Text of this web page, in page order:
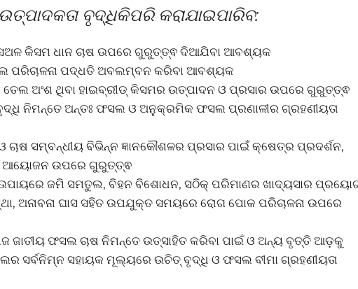
ବୃଦ୍ଧିକିପରି କରାଯାଇପାରିବ:
କିସମ ଧାନ ଚାଷ ଉପରେ ଗୁରୁତ୍ତ୍ଵ ଦିଆଯିବା ଆବଶ୍ୟକ
ପଦ୍ଧତି ଅବଲମ୍ବନ କରିବା ଆବଶ୍ୟକ
ଅଂଶ ଥିବା ହାଇବ୍ରୀଡ୍ କିସମର ଉତ୍ପାଦନ ଓ ପ୍ରସାର ଉପରେ ଗୁରୁତ୍ତ୍ଵ
ନିମନ୍ତେ ଅନ୍ତଃ ଫସଲ ଓ ଅନୁକ୍ରମିକ ଫସଲ ପ୍ରଣାଳୀର ଗ୍ରହଣୀୟତା
ସମ୍ବନ୍ଧୀୟ ବିଭିନ୍ନ ଜ୍ଞାନକୌଶଳର ପ୍ରସାର ପାଇଁ କ୍ଷେତ୍ର ପ୍ରଦର୍ଶନ,
ଆୟୋଜନ ଉପରେ ଗୁରୁତ୍ତ୍ଵ
ଜମି ସମତୁଲ, ବିହନ ବିଶୋଧନ, ସଠିକ୍ ପରିମାଣର ଖାଦ୍ୟସାର
ଅନାବନା ଘାସ ସହିତ ଉପଯୁକ୍ତ ସମୟରେ ରୋଗ ପୋକ ପରିଚାଳନା ଉପରେ
ଫସଲ ଚାଷ ନିମନ୍ତେ ଉତ୍ସାହିତ କରିବା ପାଇଁ ଓ ଅନ୍ୟ ବୃତ୍ତି ଆଡ଼କୁ
ସର୍ବନିମ୍ନ ସହାୟକ ମୂଲ୍ୟରେ ଉଚିତ୍ ବୃଦ୍ଧି ଓ ଫସଲ ବୀମା ଗ୍ରହଣୀୟତା